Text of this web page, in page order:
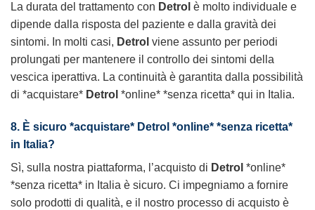
La durata del trattamento con Detrol è molto individuale e
dipende dalla risposta del paziente e dalla gravità dei
sintomi. In molti casi, Detrol viene assunto per periodi
prolungati per mantenere il controllo dei sintomi della
vescica iperattiva. La continuità è garantita dalla possibilità
di *acquistare* Detrol *online* *senza ricetta* qui in Italia.
8. È sicuro *acquistare* Detrol *online* *senza ricetta*
in Italia?
Sì, sulla nostra piattaforma, l’acquisto di Detrol *online*
*senza ricetta* in Italia è sicuro. Ci impegniamo a fornire
solo prodotti di qualità, e il nostro processo di acquisto è